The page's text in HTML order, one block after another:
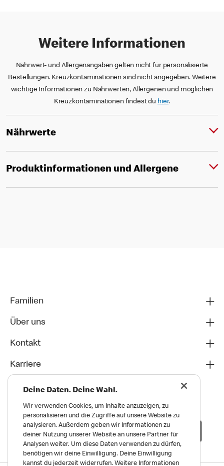
Weitere Informationen
Nährwert- und Allergenangaben gelten nicht für personalisierte
Bestellungen. Kreuzkontaminationen sind nicht angegeben. Weitere
wichtige Informationen zu Nährwerten, Allergenen und möglichen
Kreuzkontaminationen findest du hier.
Nährwerte
Produktinformationen und Allergene
Familien
Über uns
Kontakt
Karriere
Deine Daten. Deine Wahl.
Wir verwenden Cookies, um Inhalte anzuzeigen, zu
personalisieren und die Zugriffe auf unsere Website zu
analysieren. Außerdem geben wir Informationen zu
deiner Nutzung unserer Website an unsere Partner für
Analysen weiter. Um diese Daten verwenden zu dürfen,
benötigen wir deine Einwilligung. Deine Einwilligung
kannst du jederzeit widerrufen. Weitere Informationen